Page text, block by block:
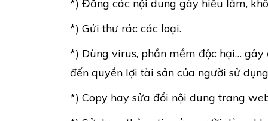
*) Đăng các nội dung gây hiểu lầm,
*) Gửi thư rác các loại.
*) Dùng virus, phần mềm độc hại…
đến quyền lợi tài sản của người sử
*) Copy hay sửa đổi nội dung trang